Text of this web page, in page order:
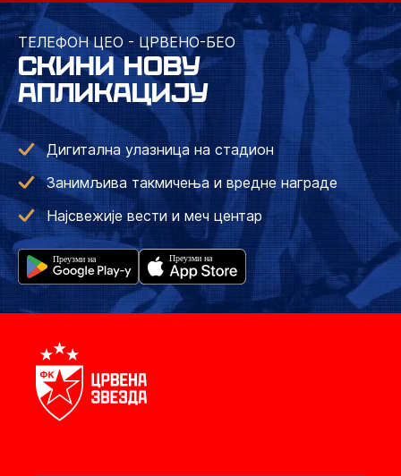
ТЕЛЕФОН ЦЕО - ЦРВЕНО-БЕО
СКИНИ НОВУ
АПЛИКАЦИЈУ
Дигитална улазница на стадион
Занимљива такмичења и вредне награде
Најсвежије вести и меч центар